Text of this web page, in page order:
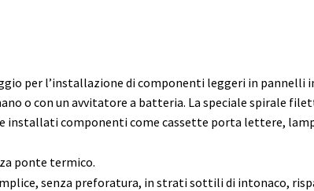
FID
90
quantity
per l’installazione di componenti leggeri in
o con un avvitatore a batteria. La speciale spirale
installati componenti come cassette porta lettere,
ponte termico.
senza preforatura, in strati sottili di intonaco,